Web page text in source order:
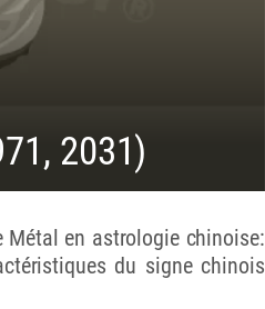
2031)
en astrologie chinoise:
du signe chinois